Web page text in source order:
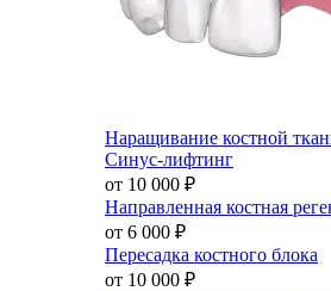
Наращивание костной
Синус-лифтинг
от 10 000 ₽
Направленная костная
от 6 000 ₽
Пересадка костного блока
от 10 000 ₽